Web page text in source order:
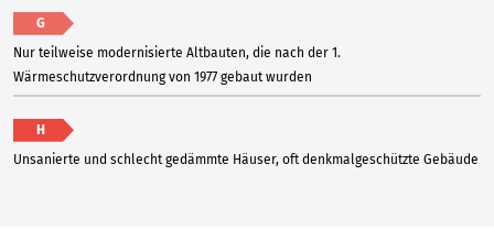
G
Nur teilweise modernisierte Altbauten, die nach der 1.
Wärmeschutzverordnung von 1977 gebaut wurden
H
Unsanierte und schlecht gedämmte Häuser, oft denkmalgeschützte Gebäude